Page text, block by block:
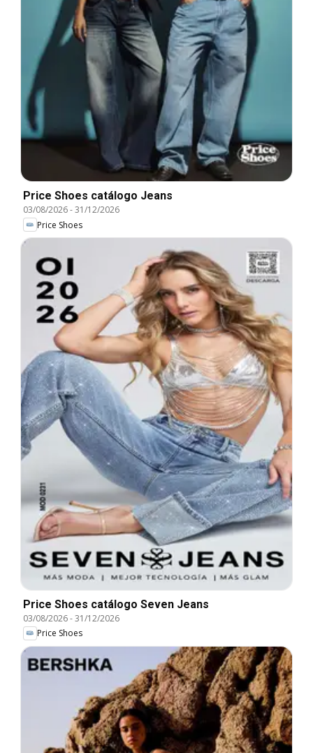
Price Shoes catálogo Jeans
03/08/2026-31/12/2026
Price Shoes
Price Shoes catálogo Seven Jeans
03/08/2026-31/12/2026
Price Shoes